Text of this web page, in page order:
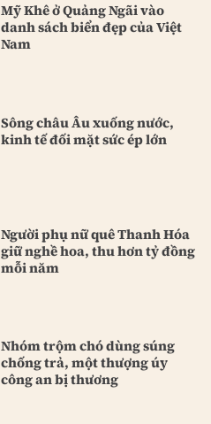
Mỹ Khê ở Quảng Ngãi vào
danh sách biển đẹp của Việt
Nam
Sông châu Âu xuống nước,
kinh tế đối mặt sức ép lớn
Người phụ nữ quê Thanh Hóa
giữ nghề hoa, thu hơn tỷ đồng
mỗi năm
Nhóm trộm chó dùng súng
chống trả, một thượng úy
công an bị thương